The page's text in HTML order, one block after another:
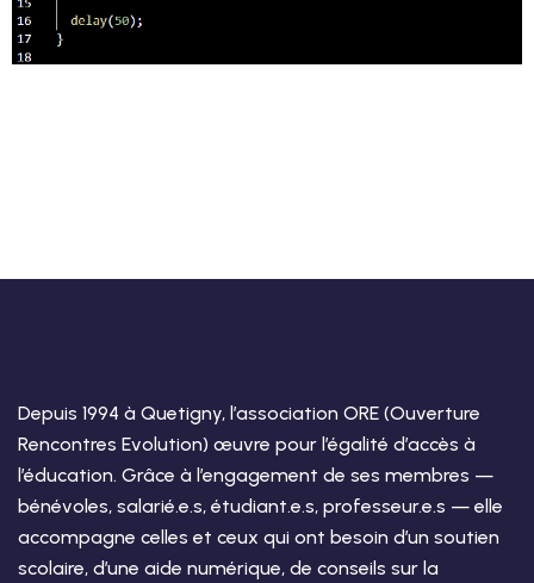
Depuis 1994 à Quetigny, l’association ORE (Ouverture
Rencontres Evolution) œuvre pour l’égalité d’accès à
l’éducation. Grâce à l’engagement de ses membres —
bénévoles, salarié.e.s, étudiant.e.s, professeur.e.s — elle
accompagne celles et ceux qui ont besoin d’un soutien
scolaire, d’une aide numérique, de conseils sur la